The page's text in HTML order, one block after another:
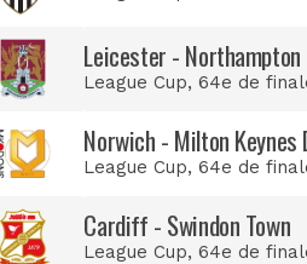
Leicester - Northampton
League Cup, 64e de
Norwich - Milton Keynes
League Cup, 64e de
Cardiff - Swindon Town
League Cup, 64e de